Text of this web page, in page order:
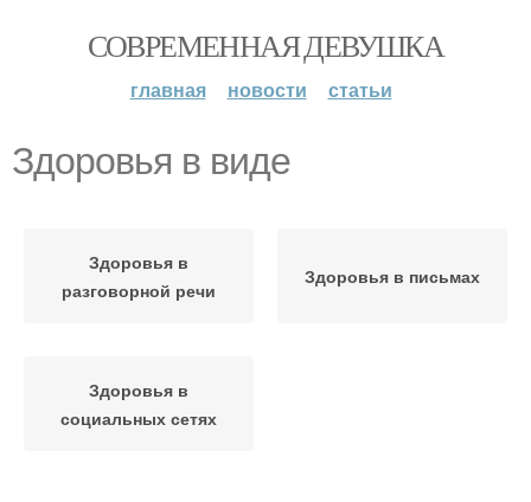
СОВРЕМЕННАЯ ДЕВУШКА
главная новости статьи
Здоровья в виде
Здоровья в
разговорной речи
Здоровья в письмах
Здоровья в
социальных сетях